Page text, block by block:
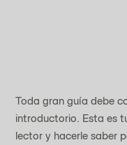
Toda gran guía debe
introductorio. Esta es
lector y hacerle saber